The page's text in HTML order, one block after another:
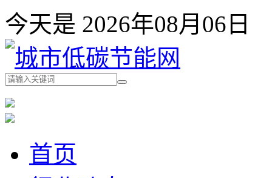
今天是 2026年08月06
首页